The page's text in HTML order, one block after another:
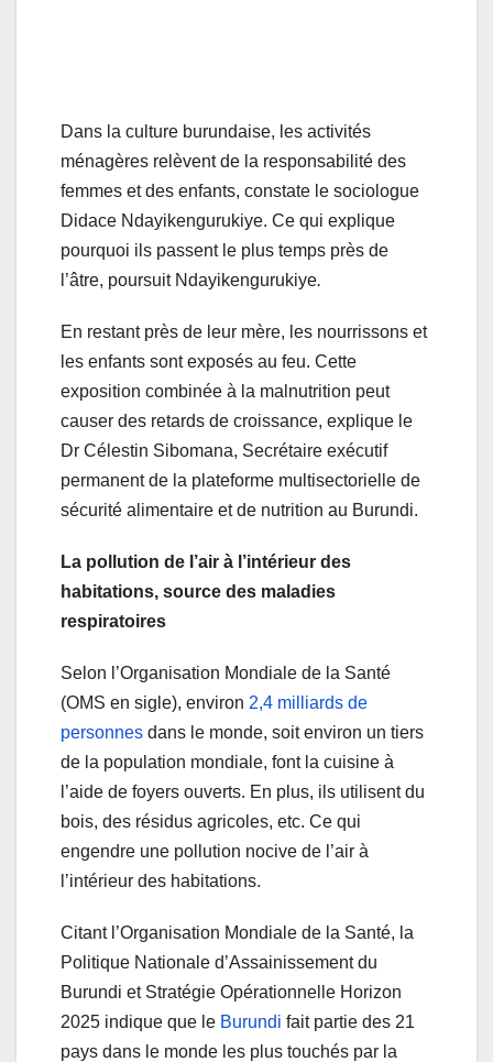
Dans la culture burundaise, les activités
ménagères relèvent de la responsabilité des
femmes et des enfants, constate le sociologue
Didace Ndayikengurukiye. Ce qui explique
pourquoi ils passent le plus temps près de
l’âtre, poursuit Ndayikengurukiye.
En restant près de leur mère, les nourrissons et
les enfants sont exposés au feu. Cette
exposition combinée à la malnutrition peut
causer des retards de croissance, explique le
Dr Célestin Sibomana, Secrétaire exécutif
permanent de la plateforme multisectorielle de
sécurité alimentaire et de nutrition au Burundi.
La pollution de l’air à l’intérieur des
habitations, source des maladies
respiratoires
Selon l’Organisation Mondiale de la Santé
(OMS en sigle), environ 2,4 milliards de
personnes dans le monde, soit environ un tiers
de la population mondiale, font la cuisine à
l’aide de foyers ouverts. En plus, ils utilisent du
bois, des résidus agricoles, etc. Ce qui
engendre une pollution nocive de l’air à
l’intérieur des habitations.
Citant l’Organisation Mondiale de la Santé, la
Politique Nationale d’Assainissement du
Burundi et Stratégie Opérationnelle Horizon
2025 indique que le Burundi fait partie des 21
pays dans le monde les plus touchés par la